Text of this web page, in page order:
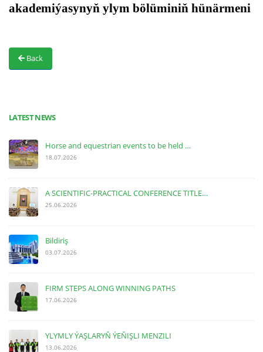
akademiýasynyň ylym bölüminiň hünärmeni
Back
LATEST NEWS
Horse and equestrian events to be held …
18.07.2026
A SCIENTIFIC-PRACTICAL CONFERENCE TITLE…
25.06.2026
Bildiriş
03.07.2026
FIRM STEPS ALONG WINNING PATHS
17.06.2026
YLYMLY ÝAŞLARYŇ ÝEŇIŞLI MENZILI
13.06.2026